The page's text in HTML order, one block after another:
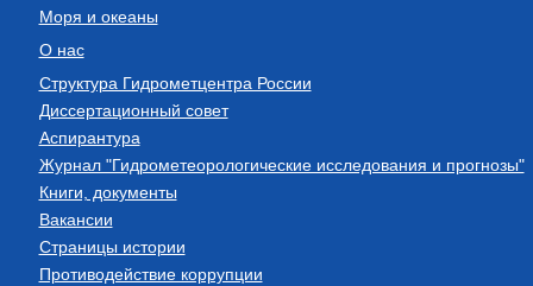
Моря и океаны
О нас
Структура Гидрометцентра России
Диссертационный совет
Аспирантура
Журнал "Гидрометеорологические исследования и прогнозы"
Книги, документы
Вакансии
Страницы истории
Противодействие коррупции